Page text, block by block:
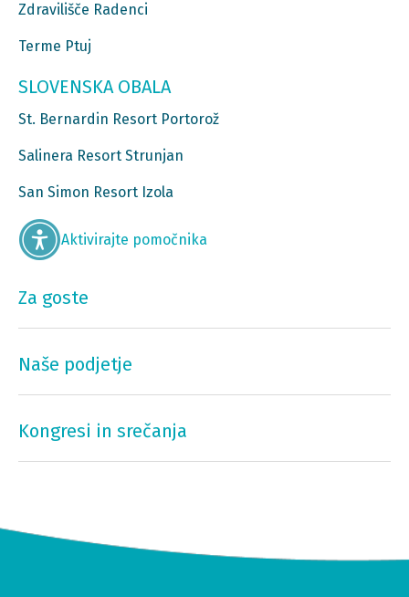
Zdravilišče Radenci
Terme Ptuj
SLOVENSKA OBALA
St. Bernardin Resort Portorož
Salinera Resort Strunjan
San Simon Resort Izola
Aktivirajte pomočnika
Za goste
Naše podjetje
Kongresi in srečanja